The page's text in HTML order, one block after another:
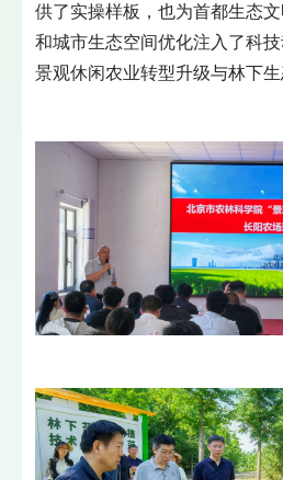
供了实操样板，也为首都生态
和城市生态空间优化注入了科
景观休闲农业转型升级与林下生